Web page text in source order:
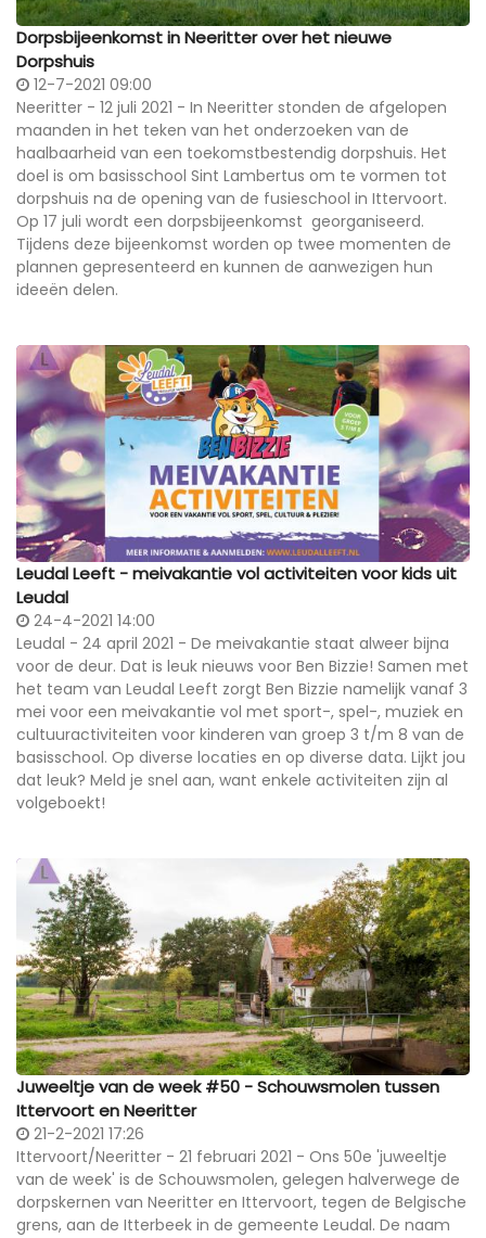
Dorpsbijeenkomst in Neeritter over het nieuwe
Dorpshuis
12-7-2021 09:00
Neeritter - 12 juli 2021 - In Neeritter stonden de afgelopen
maanden in het teken van het onderzoeken van de
haalbaarheid van een toekomstbestendig dorpshuis. Het
doel is om basisschool Sint Lambertus om te vormen tot
dorpshuis na de opening van de fusieschool in Ittervoort.
Op 17 juli wordt een dorpsbijeenkomst georganiseerd.
Tijdens deze bijeenkomst worden op twee momenten de
plannen gepresenteerd en kunnen de aanwezigen hun
ideeën delen.
Leudal Leeft - meivakantie vol activiteiten voor kids uit
Leudal
24-4-2021 14:00
Leudal - 24 april 2021 - De meivakantie staat alweer bijna
voor de deur. Dat is leuk nieuws voor Ben Bizzie! Samen met
het team van Leudal Leeft zorgt Ben Bizzie namelijk vanaf 3
mei voor een meivakantie vol met sport-, spel-, muziek en
cultuuractiviteiten voor kinderen van groep 3 t/m 8 van de
basisschool. Op diverse locaties en op diverse data. Lijkt jou
dat leuk? Meld je snel aan, want enkele activiteiten zijn al
volgeboekt!
Juweeltje van de week #50 - Schouwsmolen tussen
Ittervoort en Neeritter
21-2-2021 17:26
Ittervoort/Neeritter - 21 februari 2021 - Ons 50e 'juweeltje
van de week' is de Schouwsmolen, gelegen halverwege de
dorpskernen van Neeritter en Ittervoort, tegen de Belgische
grens, aan de Itterbeek in de gemeente Leudal. De naam